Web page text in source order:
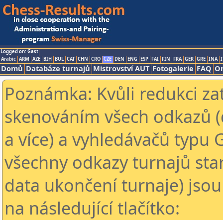
Logged on: Gast
Arabic ARM AZE BIH BUL CAT CHN CRO CZE DEN ENG ESP FAI FIN FRA GER GRE INA
Domů Databáze turnajů Mistrovství AUT Fotogalerie FAQ
Poznámka: Kvůli redukci
skenováním všech odkazů
a více) a vyhledávačů typu
všechny odkazy turnajů
data ukončení turnaje)
na následující tlačítko: